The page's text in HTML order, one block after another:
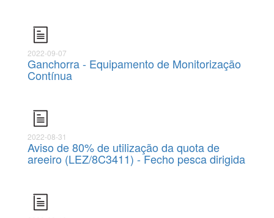
2022-09-07
Ganchorra - Equipamento de Monitorização
Contínua
2022-08-31
Aviso de 80% de utilização da quota de
areeiro (LEZ/8C3411) - Fecho pesca dirigida